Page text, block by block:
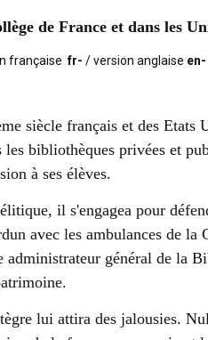
de France et dans les
françaisefr- / version anglaise
siècle français et des
bibliothèques privées et
à ses élèves.
il s'engagea pour
avec les ambulances de
administrateur général de la
lui attira des jalousies.